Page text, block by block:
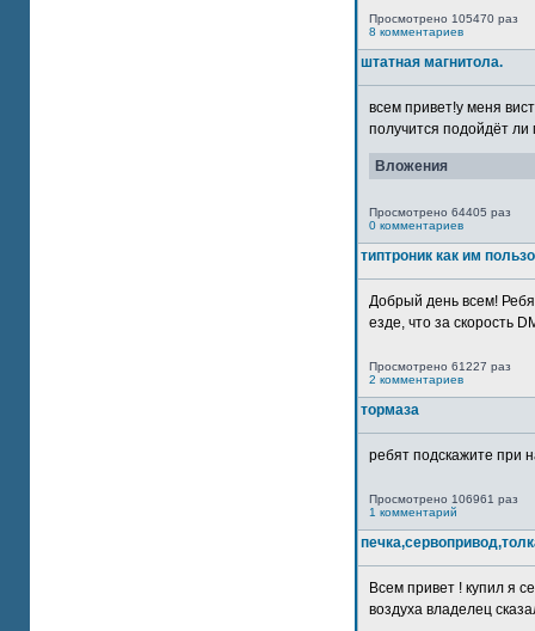
Просмотрено 105470 раз
8 комментариев
штатная магнитола.
всем привет!у меня
получится подойдёт ли
Вложения
Просмотрено 64405 раз
0 комментариев
типтроник как им
Добрый день всем!
езде, что за скорость
Просмотрено 61227 раз
2 комментариев
тормаза
ребят подскажите при
Просмотрено 106961 раз
1 комментарий
Всем привет ! купил я
воздуха владелец